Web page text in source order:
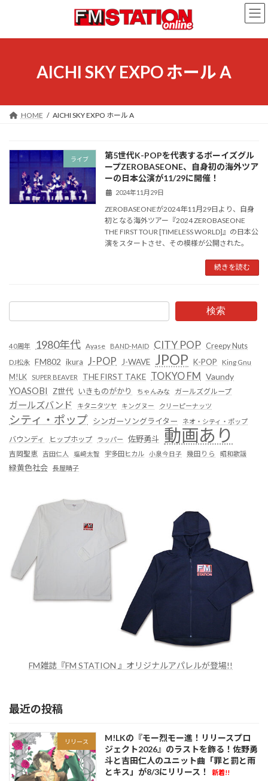
ン
ー
AICHI SKY EXPO ホール A
HOME AICHI SKY EXPO ホール A
ライブ
第5世代K-POPを代表するボーイズグル
ープZEROBASEONE、自身初の海外ツア
ーの日本公演が11/29に開催！
2024年11月29日
ZEROBASEONEが2024年11月29日より、自身
初となる海外ツアー『2024 ZEROBASEONE
THE FIRST TOUR [TIMELESS WORLD]』の日本公
演をスタートさせ、その模様が公開された。
続きを読む
検索
40周年 1980年代 Ayase BAND-MAID CITY POP Creepy Nuts
DJ松永 FM802 ikura J-POP J-WAVE JPOP K-POP
King Gnu
M!LK
SUPER BEAVER THE FIRST TAKE TOKYO FM Vaundy
YOASOBI Z世代 いきものがかり ちゃんみな ガールズグループ
ガールズバンド キタニタツヤ キングヌー クリーピーナッツ
シティ・ポップ シンガーソングライター ネオ・シティ・ポップ
バウンディ ヒップホップ ラッパー 佐野勇斗 動画あり
吉岡聖恵 吉田仁人 塩﨑太智 宇多田ヒカル 小泉今日子 幾田りら 昭和歌謡
緑黄色社会 長屋晴子
FM雑誌『FM STATION 』オリジナルアパレルが登場!!
最近の投稿
リリース
M!LKの『モー烈モー進！リリースプロ
ジェクト2026』のラストを飾る！佐野勇
斗と吉田仁人のユニット曲「罪と罰と雨
とキス」が8/3にリリース！
新着!!